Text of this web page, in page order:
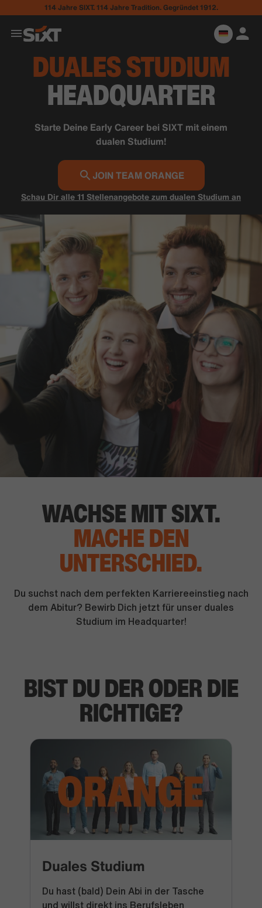
114 Jahre SIXT. 114 Jahre Tradition. Gegründet 1912.
DUALES STUDIUM
HEADQUARTER
Starte Deine Early Career bei SIXT mit einem
dualen Studium!
JOIN TEAM ORANGE
Schau Dir alle 11 Stellenangebote zum dualen Studium an
WACHSE MIT SIXT.
MACHE DEN
UNTERSCHIED.
Du suchst nach dem perfekten Karriereeinstieg nach
dem Abitur? Bewirb Dich jetzt für unser duales
Studium im Headquarter!
BIST DU DER ODER DIE
RICHTIGE?
Duales Studium
Du hast (bald) Dein Abi in der Tasche
und willst direkt ins Berufsleben